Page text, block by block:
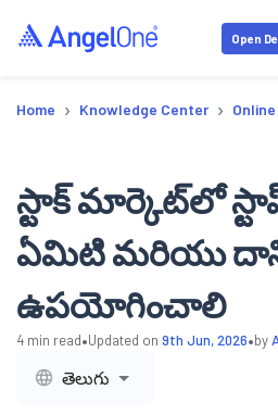
Open
Home › Knowledge Center ›
స్టాక్ మార్కెట్‍లో
ఏమిటి మరియు
ఉపయోగించాలి
4 min read•Updated on 9th Jun, 2026•by
తెలుగు